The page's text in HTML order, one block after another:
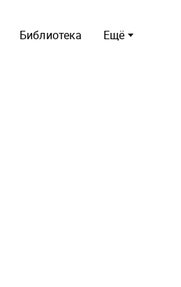
Ещё
Библиотека